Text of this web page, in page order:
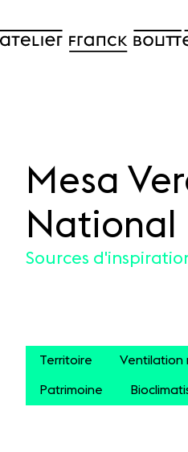
Mesa
National
Sources
Territoire Ventilation
Patrimoine